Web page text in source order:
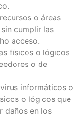
o áreas
cumplir las
acceso.
físicos o lógicos
o de
informáticos o
o lógicos que
daños en los